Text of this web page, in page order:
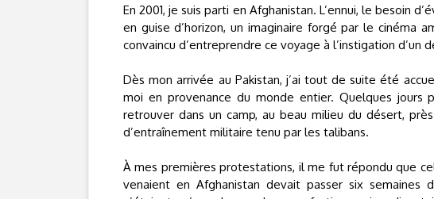
En 2001, je suis parti en Afghanistan. L’ennui, le besoin
en guise d’horizon, un imaginaire forgé par le cinéma
convaincu d’entreprendre ce voyage à l’instigation d’un
Dès mon arrivée au Pakistan, j’ai tout de suite été
moi en provenance du monde entier. Quelques jours
retrouver dans un camp, au beau milieu du désert,
d’entraînement militaire tenu par les talibans.
À mes premières protestations, il me fut répondu que
venaient en Afghanistan devait passer six